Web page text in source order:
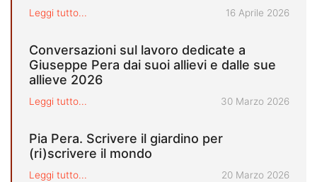
Leggi tutto... Pubblicato il
16 Aprile 2026
Conversazioni sul lavoro dedicate a
Giuseppe Pera dai suoi allievi e dalle sue
allieve 2026
Leggi tutto... Pubblicato il
30 Marzo 2026
Pia Pera. Scrivere il giardino per
(ri)scrivere il mondo
Leggi tutto... Pubblicato il
20 Marzo 2026